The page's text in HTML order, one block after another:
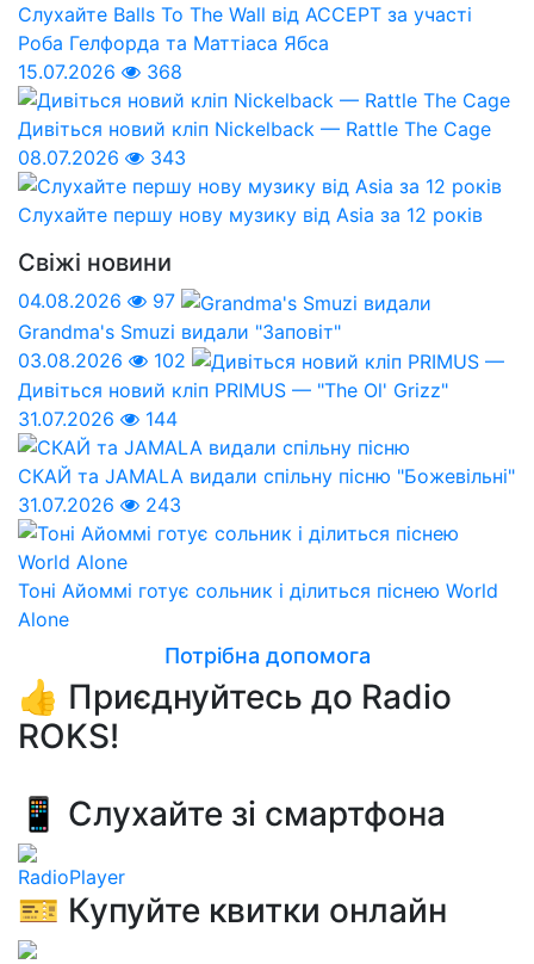
Слухайте Balls To The Wall від ACCEPT за участі
Роба Гелфорда та Маттіаса Ябса
15.07.2026
368
Дивіться новий кліп Nickelback — Rattle The Cage
08.07.2026
343
Слухайте першу нову музику від Asia за 12 років
Свіжі новини
04.08.2026
97
Grandma's Smuzi видали "Заповіт"
03.08.2026
102
Дивіться новий кліп PRIMUS — "The Ol' Grizz"
31.07.2026
144
СКАЙ та JAMALA видали спільну пісню "Божевільні"
31.07.2026
243
Тоні Айоммі готує сольник і ділиться піснею World
Alone
Потрібна допомога
👍 Приєднуйтесь до Radio
ROKS!
📱 Слухайте зі смартфона
RadioPlayer
🎫 Купуйте квитки онлайн